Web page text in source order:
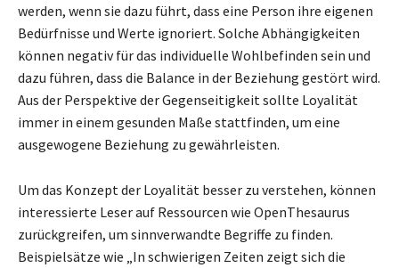
werden, wenn sie dazu führt, dass eine Person ihre eigenen
Bedürfnisse und Werte ignoriert. Solche Abhängigkeiten
können negativ für das individuelle Wohlbefinden sein und
dazu führen, dass die Balance in der Beziehung gestört wird.
Aus der Perspektive der Gegenseitigkeit sollte Loyalität
immer in einem gesunden Maße stattfinden, um eine
ausgewogene Beziehung zu gewährleisten.
Um das Konzept der Loyalität besser zu verstehen, können
interessierte Leser auf Ressourcen wie OpenThesaurus
zurückgreifen, um sinnverwandte Begriffe zu finden.
Beispielsätze wie „In schwierigen Zeiten zeigt sich die